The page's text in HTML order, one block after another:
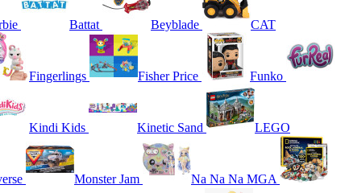
Battat Beyblade CAT
Fingerlings Fisher Price Funko
Kindi Kids Kinetic Sand LEGO
Monster Jam Na Na Na MGA